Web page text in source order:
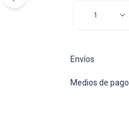
1
Envíos
Medios de pago